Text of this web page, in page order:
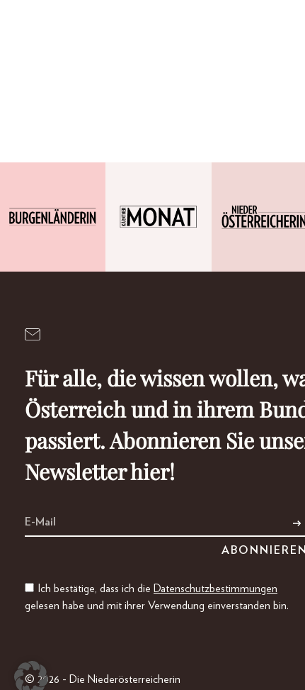
Für alle, die wissen wollen,
Österreich und in ihrem
passiert. Abonnieren Sie
Newsletter hier!
Ich bestätige, dass ich die Datenschutzbestimmungen
gelesen habe und mit ihrer Verwendung einverstanden bin.
© 2026 - Die Niederösterreicherin